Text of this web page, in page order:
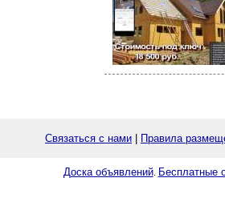
Связаться с нами Правила
Доска объявлений. Бесплатные